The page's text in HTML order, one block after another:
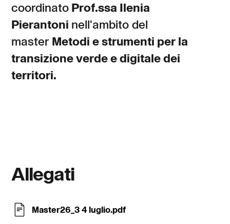
coordinato Prof.ssa Ilenia
Pierantoni nell'ambito del
master Metodi e strumenti per la
transizione verde e digitale dei
territori.
Allegati
Master26_3 4 luglio.pdf